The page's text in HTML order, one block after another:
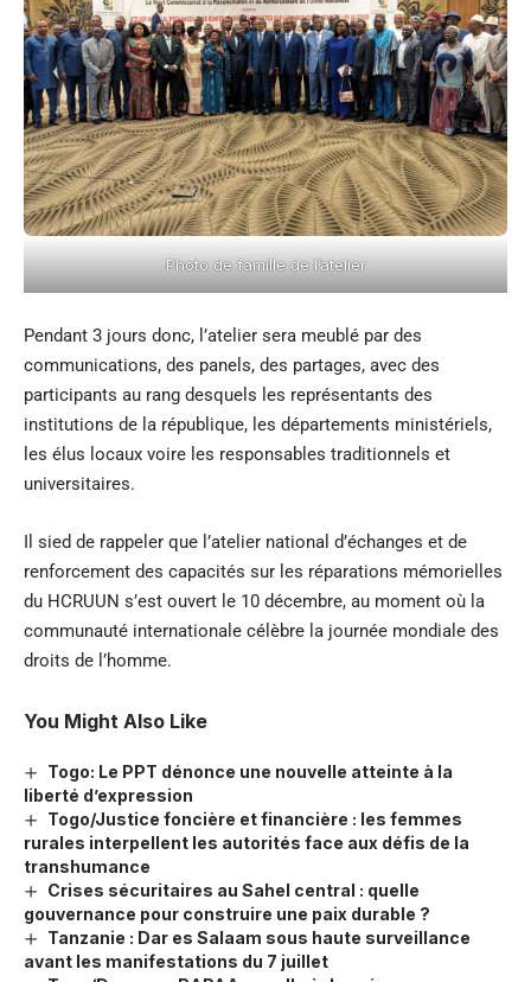
Photo de famille de l’atelier
Pendant 3 jours donc, l’atelier sera meublé par des
communications, des panels, des partages, avec des
participants au rang desquels les représentants des
institutions de la république, les départements ministériels,
les élus locaux voire les responsables traditionnels et
universitaires.
Il sied de rappeler que l’atelier national d’échanges et de
renforcement des capacités sur les réparations mémorielles
du HCRUUN s’est ouvert le 10 décembre, au moment où la
communauté internationale célèbre la journée mondiale des
droits de l’homme.
You Might Also Like
Togo: Le PPT dénonce une nouvelle atteinte à la
liberté d’expression
Togo/Justice foncière et financière : les femmes
rurales interpellent les autorités face aux défis de la
transhumance
Crises sécuritaires au Sahel central : quelle
gouvernance pour construire une paix durable ?
Tanzanie : Dar es Salaam sous haute surveillance
avant les manifestations du 7 juillet